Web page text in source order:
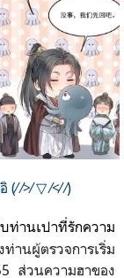
▽ ⁄<⁄ ⁄)
ท่านเปาที่รักความ
านผู้ตรวจการเริ่ม
ส่วนความฮาของ